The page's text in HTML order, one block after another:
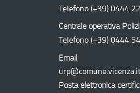
Telefono (+39) 0444
Centrale operativa
Telefono (+39) 0444
Email
Posta elettronica